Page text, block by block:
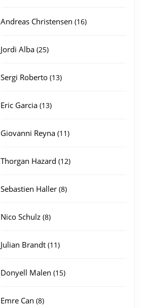
Andreas Christensen 1616
Jordi Alba 2525
Sergi Roberto 1313
Eric Garcia 1313
Giovanni Reyna 1111
Thorgan Hazard 1212
Sebastien Haller 88
Nico Schulz 88
Julian Brandt 1111
Donyell Malen 1515
Emre Can 88